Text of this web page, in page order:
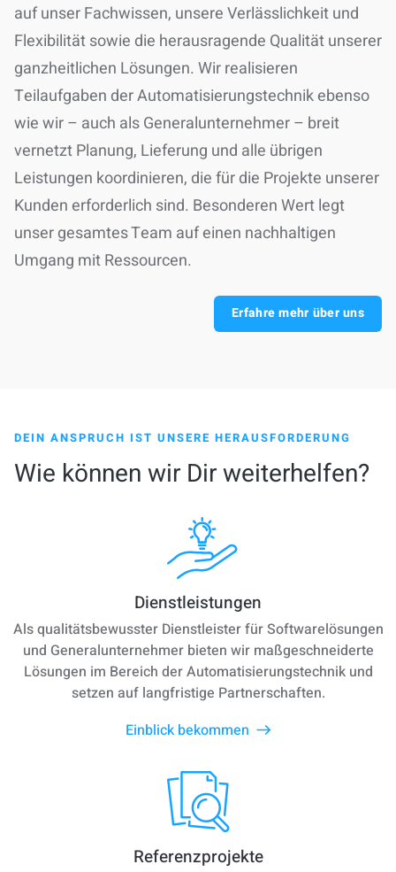
auf unser Fachwissen, unsere Verlässlichkeit und
Flexibilität sowie die herausragende Qualität unserer
ganzheitlichen Lösungen.Wir realisieren
Teilaufgaben der Automatisierungstechnikebenso
wie wir – auch als Generalunternehmer– breit
vernetztPlanung, Lieferung und alle übrigen
Leistungen koordinieren, die für die Projekte unserer
Kunden erforderlich sind. Besonderen Wert legt
unser gesamtes Team auf einen nachhaltigen
Umgang mit Ressourcen.
Erfahre mehr über uns
DEIN ANSPRUCH IST UNSERE HERAUSFORDERUNG
Wie können wir Dir weiterhelfen?
Dienstleistungen
Als qualitätsbewusster Dienstleister für Softwarelösungen
und Generalunternehmer bieten wir maßgeschneiderte
Lösungen im Bereich der Automatisierungstechnik und
setzen auf langfristige Partnerschaften.
Einblick bekommen
Referenzprojekte